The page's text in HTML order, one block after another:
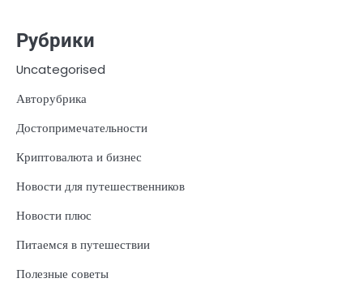
Рубрики
Uncategorised
Авторубрика
Достопримечательности
Криптовалюта и бизнес
Новости для путешественников
Новости плюс
Питаемся в путешествии
Полезные советы